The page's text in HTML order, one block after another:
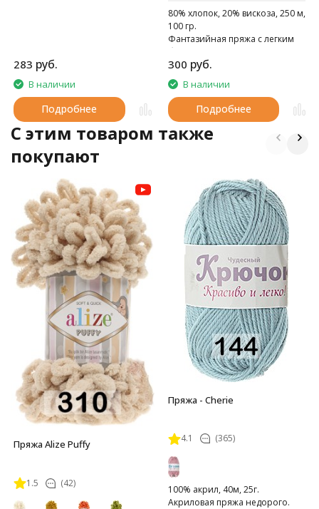
283 руб.
В наличии
Подробнее
80% хлопок, 20% вискоза, 250 м,
100 гр.
Фантазийная пряжа с легким
блеском.
300 руб.
В наличии
Подробнее
C этим товаром также
покупают
Пряжа Alize Puffy
1.5 (42)
Пряжа - Cherie
4.1 (365)
100% акрил, 40м, 25г.
Акриловая пряжа недорого.